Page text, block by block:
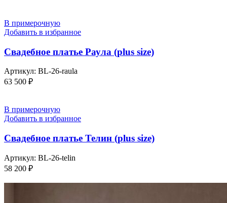
В примерочную
Добавить в избранное
Свадебное платье Раула (plus size)
Артикул: BL-26-raula
63 500 ₽
В примерочную
Добавить в избранное
Свадебное платье Телин (plus size)
Артикул: BL-26-telin
58 200 ₽